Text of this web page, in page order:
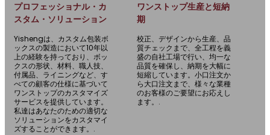
プロフェッショナル・カ
スタム・ソリューション
Yishengは、カスタム包装ボ
ックスの製造において10年以
上の経験を持っており、ボッ
クスの形状、材料、職人技、
付属品、ライニングなど、す
べての顧客の仕様に基づいて
ワンストップのカスタマイズ
サービスを提供しています。
私達はあなたのための適切な
ソリューションをカスタマイ
ズすることができます。.
ワンストップ生産と短納
期
校正、デザインから生産、品
質チェックまで、全工程を義
盛の自社工場で行い、均一な
品質を確保し、納期を大幅に
短縮しています。小口注文か
ら大口注文まで、様々な業種
のお客様のご要望にお応えし
ます。.